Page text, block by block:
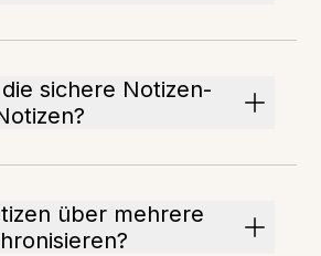
sichere Notizen-
über mehrere